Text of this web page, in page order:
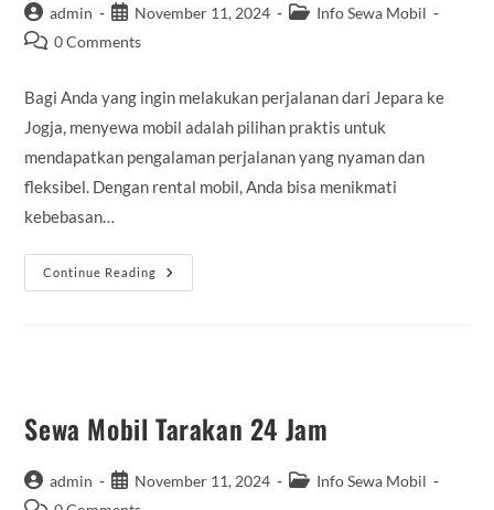
Post
author:
admin
Post
published:
November 11, 2024
PostInfo Sewa Mobil
Post0 Comments
Bagi Anda yang ingin melakukan perjalanan dari Jepara ke
Jogja, menyewa mobil adalah pilihan praktis untuk
mendapatkan pengalaman perjalanan yang nyaman dan
fleksibel. Dengan rental mobil, Anda bisa menikmati
kebebasan…
Continue Reading
Rental
Mobil
Sewa Mobil Tarakan 24 Jam
Post
author:
admin
Post
published:
November 11, 2024
PostInfo Sewa Mobil